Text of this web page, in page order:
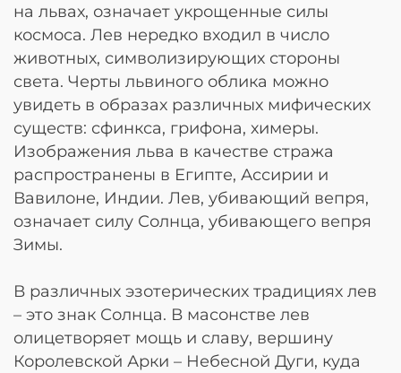
на львах, означает укрощенные силы
космоса. Лев нередко входил в число
животных, символизирующих стороны
света. Черты львиного облика можно
увидеть в образах различных мифических
существ: сфинкса, грифона, химеры.
Изображения льва в качестве стража
распространены в Египте, Ассирии и
Вавилоне, Индии. Лев, убивающий вепря,
означает силу Солнца, убивающего вепря
Зимы.
В различных эзотерических традициях лев
– это знак Солнца. В масонстве лев
олицетворяет мощь и славу, вершину
Королевской Арки – Небесной Дуги, куда